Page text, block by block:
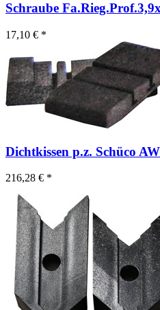
Schraube
17,10 € *
Dichtkissen p.z. Schüco
216,28 € *